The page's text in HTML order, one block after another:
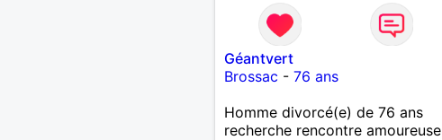
Géantvert
Brossac - 76 ans
Homme divorcé(e) de 76 ans
recherche rencontre amoureuse